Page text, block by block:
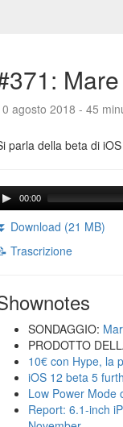
agosto 2018 - 45
parla della beta di
00:00
Download (21 MB)
Trascrizione
SONDAGGIO:
PRODOTTO
10€ con Hype, la
iOS 12 beta 5
Low Power Mode
Report: 6.1-inch